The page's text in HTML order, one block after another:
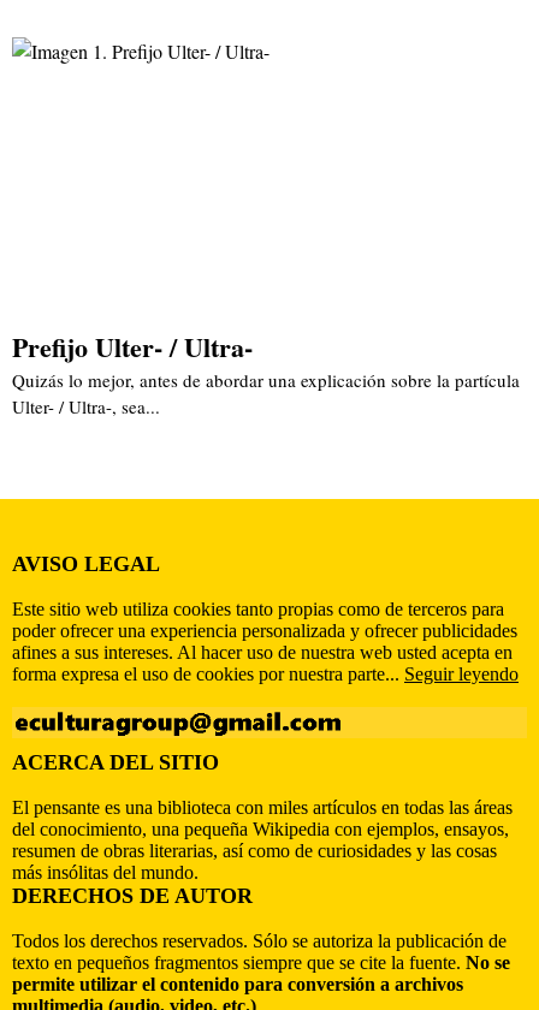
Prefijo Ulter- / Ultra-
Quizás lo mejor, antes de abordar una explicación sobre la partícula
Ulter- / Ultra-, sea...
AVISO LEGAL
Este sitio web utiliza cookies tanto propias como de terceros para
poder ofrecer una experiencia personalizada y ofrecer publicidades
afines a sus intereses. Al hacer uso de nuestra web usted acepta en
forma expresa el uso de cookies por nuestra parte... Seguir leyendo
ACERCA DEL SITIO
El pensante es una biblioteca con miles artículos en todas las áreas
del conocimiento, una pequeña Wikipedia con ejemplos, ensayos,
resumen de obras literarias, así como de curiosidades y las cosas
más insólitas del mundo.
DERECHOS DE AUTOR
Todos los derechos reservados. Sólo se autoriza la publicación de
texto en pequeños fragmentos siempre que se cite la fuente. No se
permite utilizar el contenido para conversión a archivos